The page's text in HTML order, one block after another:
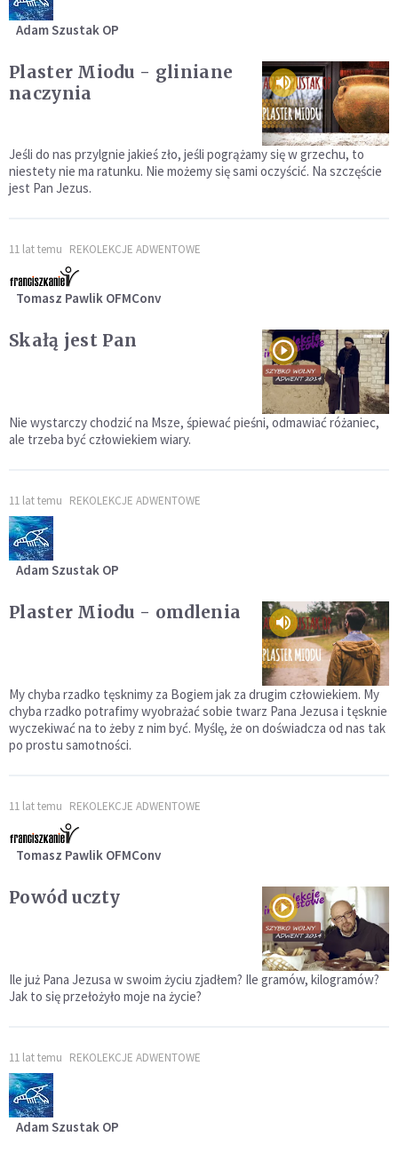
Adam Szustak OP
Plaster Miodu - gliniane
naczynia
Jeśli do nas przylgnie jakieś zło, jeśli pogrążamy się w grzechu, to
niestety nie ma ratunku. Nie możemy się sami oczyścić. Na szczęście
jest Pan Jezus.
11 lat temu REKOLEKCJE ADWENTOWE
Tomasz Pawlik OFMConv
Skałą jest Pan
Nie wystarczy chodzić na Msze, śpiewać pieśni, odmawiać różaniec,
ale trzeba być człowiekiem wiary.
11 lat temu REKOLEKCJE ADWENTOWE
Adam Szustak OP
Plaster Miodu - omdlenia
My chyba rzadko tęsknimy za Bogiem jak za drugim człowiekiem. My
chyba rzadko potrafimy wyobrażać sobie twarz Pana Jezusa i tęsknie
wyczekiwać na to żeby z nim być. Myślę, że on doświadcza od nas tak
po prostu samotności.
11 lat temu REKOLEKCJE ADWENTOWE
Tomasz Pawlik OFMConv
Powód uczty
Ile już Pana Jezusa w swoim życiu zjadłem? Ile gramów, kilogramów?
Jak to się przełożyło moje na życie?
11 lat temu REKOLEKCJE ADWENTOWE
Adam Szustak OP